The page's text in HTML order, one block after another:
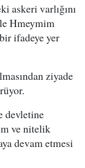
askeri varlığını
Hmeymim
ifadeye yer
ziyade
devletine
ve nitelik
devam etmesi